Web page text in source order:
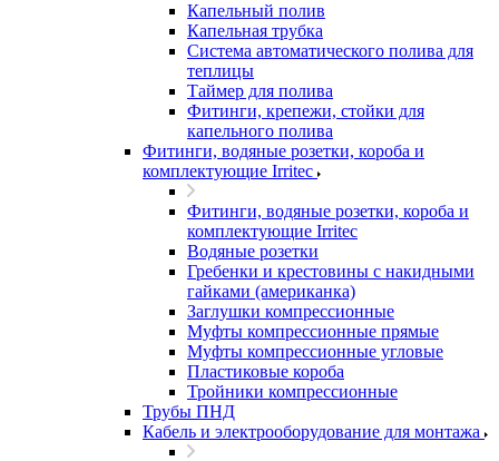
Капельный полив
Капельная трубка
Система автоматического полива для
теплицы
Таймер для полива
Фитинги, крепежи, стойки для
капельного полива
Фитинги, водяные розетки, короба и
комплектующие Irritec
Фитинги, водяные розетки, короба и
комплектующие Irritec
Водяные розетки
Гребенки и крестовины с накидными
гайками (американка)
Заглушки компрессионные
Муфты компрессионные прямые
Муфты компрессионные угловые
Пластиковые короба
Тройники компрессионные
Трубы ПНД
Кабель и электрооборудование для монтажа